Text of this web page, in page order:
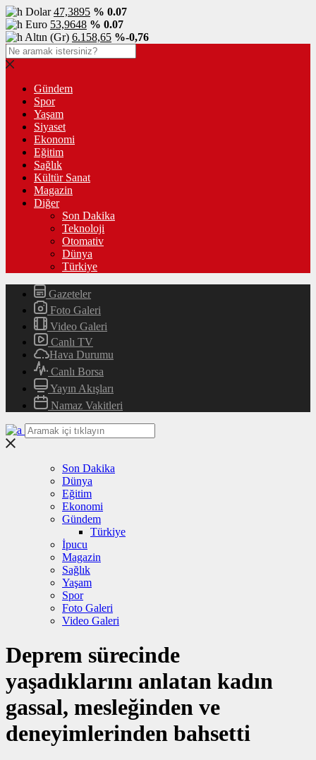
Dolar47,3895 % 0.07
Euro 53,9648 % 0.07
Altın (Gr) 6.158,65 %-0,76
Gündem
Spor
Yaşam
Siyaset
Ekonomi
Eğitim
Sağlık
Kültür Sanat
Magazin
Diğer
Son Dakika
Teknoloji
Otomativ
Dünya
Türkiye
Gazeteler
Foto Galeri
Video Galeri
Canlı TV
Hava Durumu
Canlı Borsa
Yayın Akışları
Namaz Vakitleri
Son Dakika
Dünya
Eğitim
Ekonomi
Gündem
Türkiye
İpucu
Magazin
Sağlık
Yaşam
Spor
Foto Galeri
Video Galeri
Deprem sürecinde
yaşadıklarını anlatan kadın
gassal, mesleğinden ve
deneyimlerinden bahsetti